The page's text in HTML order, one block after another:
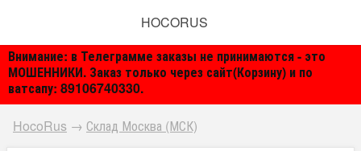
Внимание: в Телеграмме заказы не принимаются - это
МОШЕННИКИ. Заказ только через сайт(Корзину) и по
ватсапу: 89106740330.
HOCORUS
HocoRus → Склад Москва (МСК)